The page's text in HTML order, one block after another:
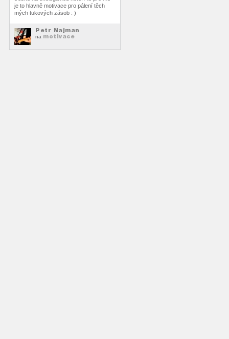
je to hlavně motivace pro pálení těch
mých tukových zásob : )
Petr Najman
na motivace